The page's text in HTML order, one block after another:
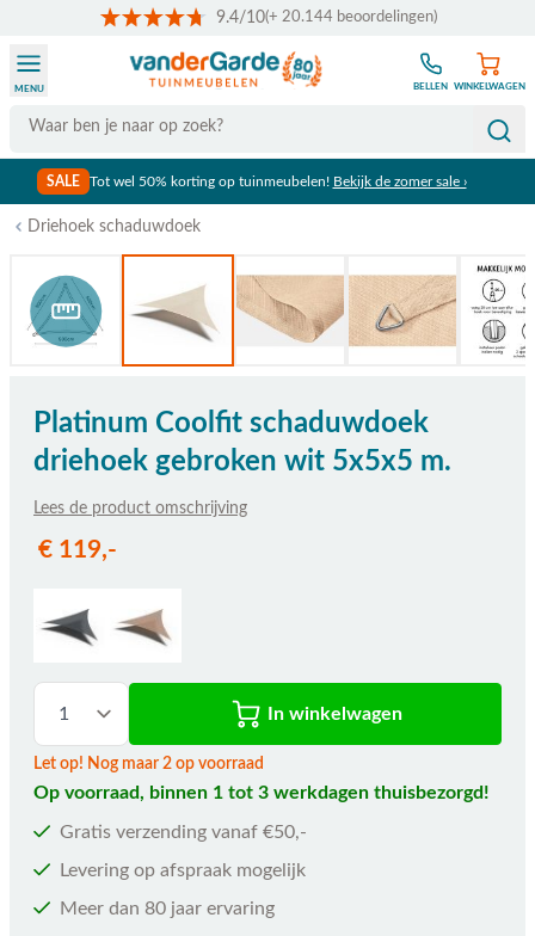
9.4/10(+ 20.144 beoordelingen)
Search
MENU BELLEN WINKELWAGEN
SALE Tot wel 50% korting op tuinmeubelen! Bekijk de zomer sale ›
Driehoek schaduwdoek
Platinum Coolfit schaduwdoek
driehoek gebroken wit 5x5x5 m.
Lees de product omschrijving
€ 119,-
In winkelwagen
Let op! Nog maar 2 op voorraad
Op voorraad, binnen 1 tot 3 werkdagen thuisbezorgd!
Gratis verzending vanaf €50,-
Levering op afspraak mogelijk
Meer dan 80 jaar ervaring